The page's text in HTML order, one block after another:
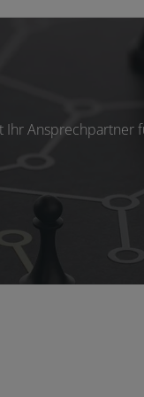
Ihr Ansprechpartner